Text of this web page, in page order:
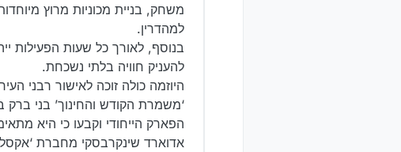
משחק, בניית מכוניות מרוץ
למהדרין.
בנוסף, לאורך כל שעות הפעילות
להעניק חוויה בלתי נשכחת.
היוזמה כולה זוכה לאישור רבני
‘משמרת הקודש והחינוך’ בני
הפארק הייחודי וקבעו כי היא
אדוארד שינקרבסקי מחברת